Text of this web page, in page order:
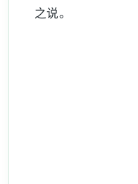
之说。